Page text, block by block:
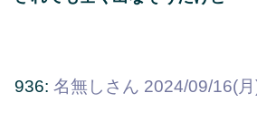
936: 名無しさん 2024/09/16(